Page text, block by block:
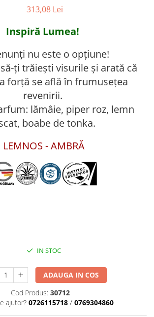
313,08 Lei
Inspiră Lumea!
nu este o opțiune!
ți trăiești visurile și arată că
forță se află în frumusețea
revenirii.
lămâie, piper roz, lemn
boabe de tonka.
LEMNOS - AMBRĂ
IN STOC
ADAUGA IN COS
Cod Produs: 30712
ajutor? 0726115718 / 0769304860